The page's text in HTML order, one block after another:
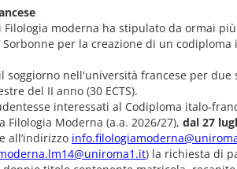
Filologia moderna ha stipulato da ormai
Sorbonne per la creazione di un
soggiorno nell'università francese per
del II anno (30 ECTS).
interessati al Codiploma italo-
Filologia Moderna (a.a. 2026/27), dal 27
all’indirizzo
) la richiesta di